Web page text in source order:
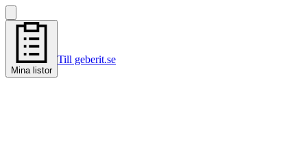
Mina listor
Till geberit.se